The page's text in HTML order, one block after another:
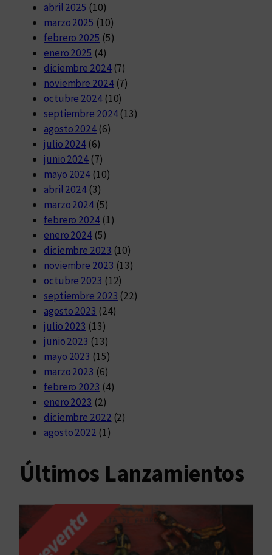
abril 2025 (10)
marzo 2025 (10)
febrero 2025 (5)
enero 2025 (4)
diciembre 2024(7)
noviembre 2024(7)
octubre 2024(10)
septiembre 2024(13)
agosto 2024(6)
julio 2024 (6)
junio 2024 (7)
mayo 2024 (10)
abril 2024 (3)
marzo 2024 (5)
febrero 2024(1)
enero 2024 (5)
diciembre 2023 (10)
noviembre 2023 (13)
octubre 2023 (12)
septiembre 2023 (22)
agosto 2023 (24)
julio 2023 (13)
junio 2023 (13)
mayo 2023 (15)
marzo 2023 (6)
febrero 2023 (4)
enero 2023 (2)
diciembre 2022 (2)
agosto 2022 (1)
Últimos Lanzamientos